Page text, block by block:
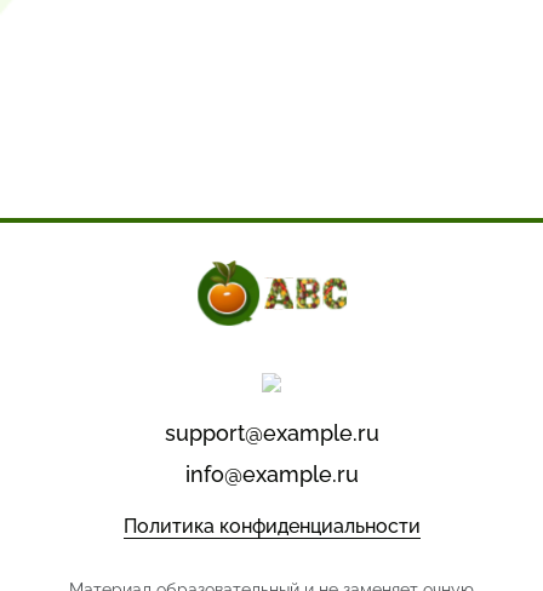
support@example.ru
info@example.ru
Политика конфиденциальности